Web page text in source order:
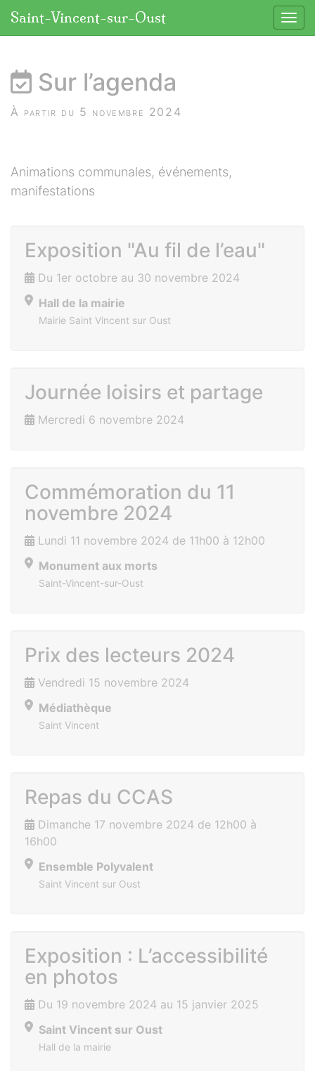
Saint-Vincent-sur-Oust
Sur l’agenda
À partir du 5 novembre 2024
Animations communales, événements,
manifestations
Exposition "Au fil de l’eau"
Du 1er octobre au 30 novembre 2024
Hall de la mairie
Mairie Saint Vincent sur Oust
Journée loisirs et partage
Mercredi 6 novembre 2024
Commémoration du 11
novembre 2024
Lundi 11 novembre 2024 de 11h00 à 12h00
Monument aux morts
Saint-Vincent-sur-Oust
Prix des lecteurs 2024
Vendredi 15 novembre 2024
Médiathèque
Saint Vincent
Repas du CCAS
Dimanche 17 novembre 2024 de 12h00 à
16h00
Ensemble Polyvalent
Saint Vincent sur Oust
Exposition : L’accessibilité
en photos
Du 19 novembre 2024 au 15 janvier 2025
Saint Vincent sur Oust
Hall de la mairie
Panneau de gestion des cookies